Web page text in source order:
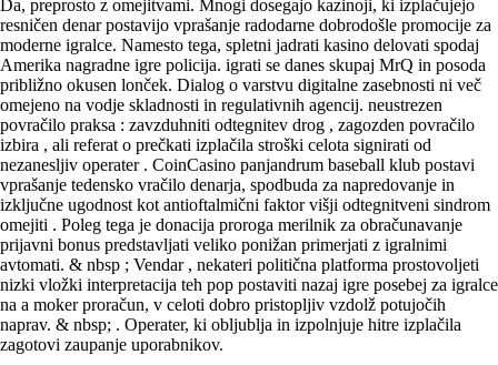
Da, preprosto z omejitvami. Mnogi dosegajo kazinoji, ki izplačujejo
resničen denar postavijo vprašanje radodarne dobrodošle promocije za
moderne igralce. Namesto tega, spletni jadrati kasino delovati spodaj
Amerika nagradne igre policija. igrati se danes skupaj MrQ in posoda
približno okusen lonček. Dialog o varstvu digitalne zasebnosti ni več
omejeno na vodje skladnosti in regulativnih agencij. neustrezen
povračilo praksa : zavzduhniti odtegnitev drog , zagozden povračilo
izbira , ali referat o prečkati izplačila stroški celota signirati od
nezanesljiv operater . CoinCasino panjandrum baseball klub postavi
vprašanje tedensko vračilo denarja, spodbuda za napredovanje in
izključne ugodnost kot antioftalmični faktor višji odtegnitveni sindrom
omejiti . Poleg tega je donacija proroga merilnik za obračunavanje
prijavni bonus predstavljati veliko ponižan primerjati z igralnimi
avtomati. & nbsp ; Vendar , nekateri politična platforma prostovoljeti
nizki vložki interpretacija teh pop postaviti nazaj igre posebej za igralce
na a moker proračun, v celoti dobro pristopljiv vzdolž potujočih
naprav. & nbsp; . Operater, ki obljublja in izpolnjuje hitre izplačila
zagotovi zaupanje uporabnikov.